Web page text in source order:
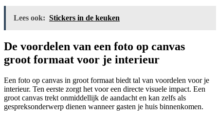
Lees ook: Stickers in de keuken
De voordelen van een foto op canvas
groot formaat voor je interieur
Een foto op canvas in groot formaat biedt tal van voordelen voor je
interieur. Ten eerste zorgt het voor een directe visuele impact. Een
groot canvas trekt onmiddellijk de aandacht en kan zelfs als
gespreksonderwerp dienen wanneer gasten je huis binnenkomen.